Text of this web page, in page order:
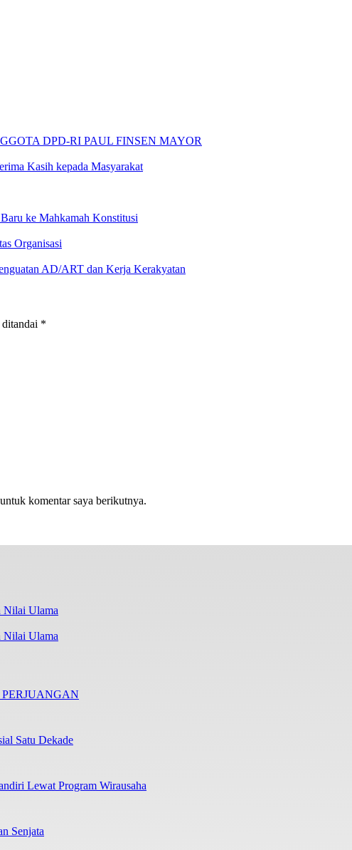
DPD-RI PAUL FINSEN MAYOR
Kasih kepada Masyarakat
ke Mahkamah Konstitusi
Organisasi
AD/ART dan Kerja Kerakyatan
*
komentar saya berikutnya.
Nilai Ulama
Satu Dekade
Lewat Program Wirausaha
Senjata